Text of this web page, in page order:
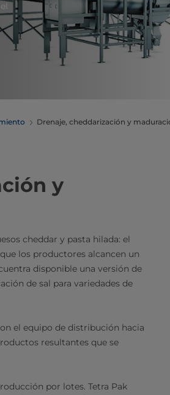
​​​​​​​​​​​​​​​​​​​​​​​​​Drenaje, cheddarización y
y
cheddar y pasta hilada: el
los productores alcancen un
disponible una versión de
de sal para variedades de
el equipo de distribución hacia
resultantes que se
por lotes. Tetra Pak